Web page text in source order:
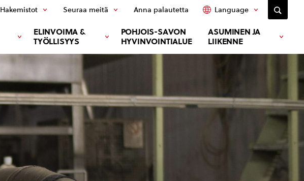
ELINVOIMA &
TYÖLLISYYS
POHJOIS-SAVON
HYVINVOINTIALUE
ASUMINEN JA
LIIKENNE
Hakemistot Seuraa meitä Anna palautetta Language